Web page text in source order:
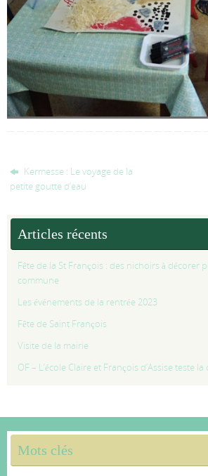
Kermesse : Le voyage de la
petite goutte d’eau
Articles récents
Fête de la St François : des nichoirs à décorer
commune
Les événements de la rentrée 2023
Fête de Saint François
Visite de la mairie
OF – L’école Claire et François d’Assise teste
Mots clés